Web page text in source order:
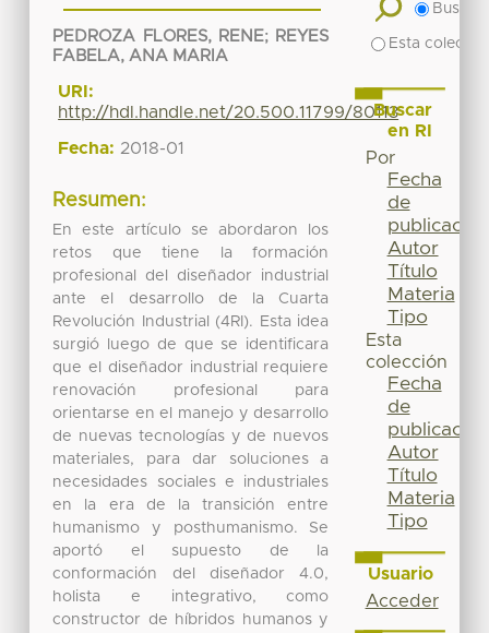
PEDROZA FLORES, RENE; REYES
FABELA, ANA MARIA
URI:
http://hdl.handle.net/20.500.11799/80113
Fecha: 2018-01
Resumen:
En este artículo se abordaron los
retos que tiene la formación
profesional del diseñador industrial
ante el desarrollo de la Cuarta
Revolución Industrial (4RI). Esta idea
surgió luego de que se identificara
que el diseñador industrial requiere
renovación profesional para
orientarse en el manejo y desarrollo
de nuevas tecnologías y de nuevos
materiales, para dar soluciones a
necesidades sociales e industriales
en la era de la transición entre
humanismo y posthumanismo. Se
aportó el supuesto de la
conformación del diseñador 4.0,
holista e integrativo, como
constructor de híbridos humanos y
Buscar
Esta
Buscar
en RI
Por
Fecha
de
publicación
Autor
Título
Materia
Tipo
Esta
colección
Fecha
de
publicación
Autor
Título
Materia
Tipo
Usuario
Acceder